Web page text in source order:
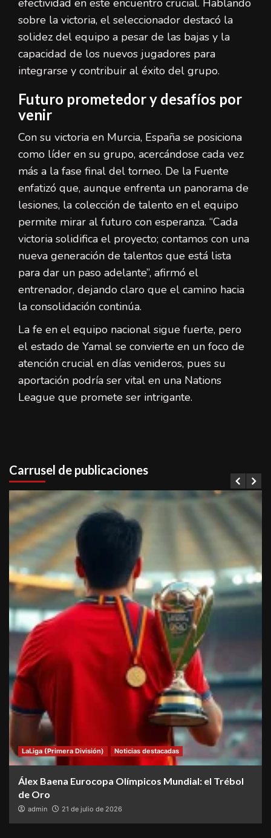
efectividad en este encuentro crucial. Hablando
sobre la victoria, el seleccionador destacó la
solidez del equipo a pesar de las bajas y la
capacidad de los nuevos jugadores para
integrarse y contribuir al éxito del grupo.
Futuro prometedor y desafíos por
venir
Con su victoria en Murcia, España se posiciona
como líder en su grupo, acercándose cada vez
más a la fase final del torneo. De la Fuente
enfatizó que, aunque enfrenta un panorama de
lesiones, la colección de talento en el equipo
permite mirar al futuro con esperanza. “Cada
victoria solidifica el proyecto; contamos con una
nueva generación de talentos que está lista
para dar un paso adelante”, afirmó el
entrenador, dejando claro que el camino hacia
la consolidación continúa.
La fe en el equipo nacional sigue fuerte, pero
el estado de Yamal se convierte en un foco de
atención crucial en días venideros, pues su
aportación podría ser vital en una Nations
League que promete ser intrigante.
Carrusel de publicaciones
LaLiga (Primera División) Noticias destacadas
Álex Baena Eurocopa Olímpicos Mundial: el Trébol
de Oro
admin 21 de julio de 2026